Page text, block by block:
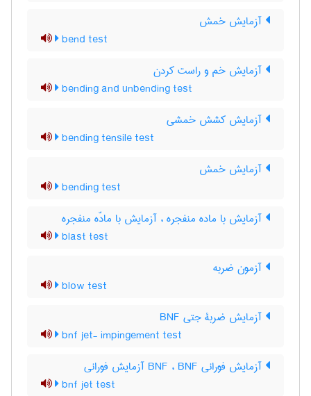
آزمایش خمش
bend test
آزمایش خم و راست کردن
bending and unbending test
آزمایش کشش خمشی
bending tensile test
آزمایش خمش
bending test
آزمایش با ماده منفجره ، آزمایش با مادّه منفجره
blast test
آزمون ضربه
blow test
آزمایش ضربۀ جتی BNF
bnf jet- impingement test
آزمایش فورانی BNF ، BNF آزمایش فورانی
bnf jet test